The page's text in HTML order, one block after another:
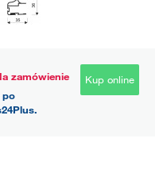
zamówienie
po
Kup online